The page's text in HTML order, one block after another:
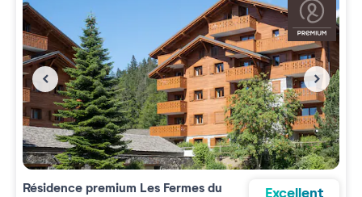
Résidence premium Les Fermes du Excellent